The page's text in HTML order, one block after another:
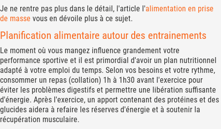
Je ne rentre pas plus dans le détail, l'article l'alimentation en prise
de masse vous en dévoile plus à ce sujet.
Planification alimentaire autour des entrainements
Le moment où vous mangez influence grandement votre
performance sportive et il est primordial d'avoir un plan nutritionnel
adapté à votre emploi du temps. Selon vos besoins et votre rythme,
consommer un repas (collation) 1h à 1h30 avant l'exercice pour
éviter les problèmes digestifs et permettre une libération suffisante
d'énergie. Après l'exercice, un apport contenant des protéines et des
glucides aidera à refaire les réserves d'énergie et à soutenir la
récupération musculaire.